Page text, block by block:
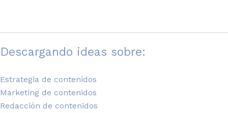
Descargando ideas sobre:
Estrategia de contenidos
Marketing de contenidos
Redacción de contenidos